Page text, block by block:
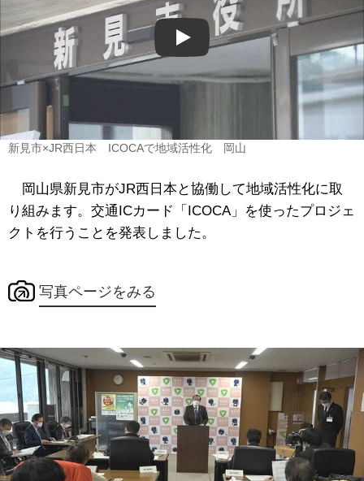
Play
新見市×JR西日本 ICOCAで地域活性化 岡山
岡山県新見市がJR西日本と協働して地域活性化に取
り組みます。交通ICカード「ICOCA」を使ったプロジェ
クトを行うことを発表しました。
写真ページをみる